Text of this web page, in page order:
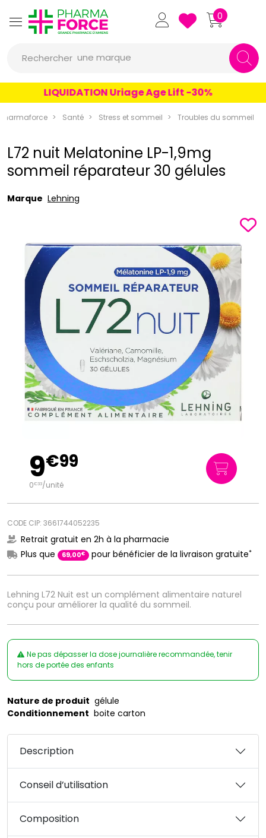
Pharmaforce Grande Pharmacie
0
Rechercher
un produit
une marque
LIQUIDATION Uriage Age Lift -30%
Pharmaforce Santé Stress et sommeil Troubles du sommeil
L72 nuit Melatonine LP-1,9mg
sommeil réparateur 30 gélules
Marque Lehning
Lehning L72 Nuit est un complément alimentaire naturel
conçu pour améliorer la qualité du sommeil.
9€99
0€33/unité
CODE CIP: 3661744052235
Retrait gratuit en 2h à la pharmacie
Plus que
69,00€ pour bénéficier de la livraison gratuite*
Ne pas dépasser la dose journalière recommandée, tenir
hors de portée des enfants
Nature de produit gélule
Conditionnement boite carton
Description
Conseil d’utilisation
Composition